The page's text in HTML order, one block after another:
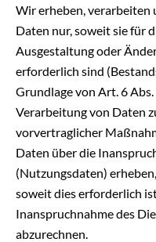
Wir erheben, verarbeiten
Daten nur, soweit sie für
Ausgestaltung oder
erforderlich sind
Grundlage von Art. 6
Verarbeitung von Daten
vorvertraglicher
Daten über die
(Nutzungsdaten)
soweit dies erforderlich
Inanspruchnahme des
abzurechnen.